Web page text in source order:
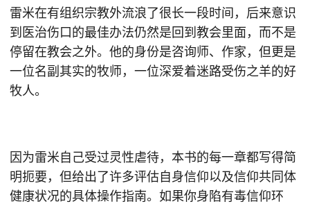
雷米在有组织宗教外流浪了很长一段时间，后来意识
到医治伤口的最佳办法仍然是回到教会里面，而不是
停留在教会之外。他的身份是咨询师、作家，但更是
一位名副其实的牧师，一位深爱着迷路受伤之羊的好
牧人。
因为雷米自己受过灵性虐待，本书的每一章都写得简
明扼要，但给出了许多评估自身信仰以及信仰共同体
健康状况的具体操作指南。如果你身陷有毒信仰环